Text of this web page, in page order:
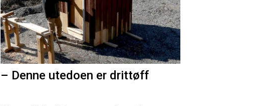
– Denne utedoen er drittøff